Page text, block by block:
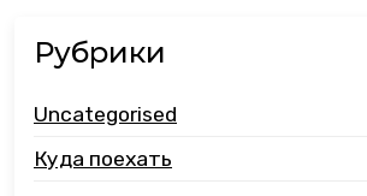
Рубрики
Uncategorised
Куда поехать